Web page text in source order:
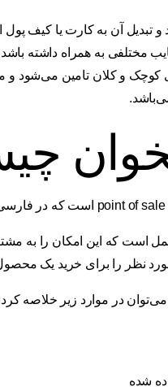
تبدیل آن به کارت یا کیف
به همراه داشته
کوچک و کلان تامین می‌شود و
است که این امکان را به
مورد نظر را برای خرید یک
در موارد زیر خلاصه
شده